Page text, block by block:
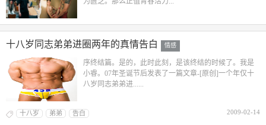
十八岁同志弟弟进圈两年的真情告白 情感
序终结篇。是的，此时此刻，是该终结的时候了。我是
小睿。07年圣诞节后发表了一篇文章-[原创]一个年仅十
八岁同志弟弟进......
十八岁 弟弟 告白 2009-02-14